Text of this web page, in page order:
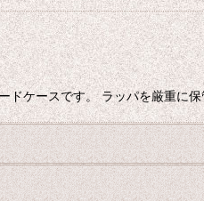
ドケースです。 ラッパを厳重に